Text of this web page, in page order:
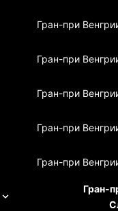
Гран-при
Гран-при
Гран-при
Гран-при
Гран-при
Гран-